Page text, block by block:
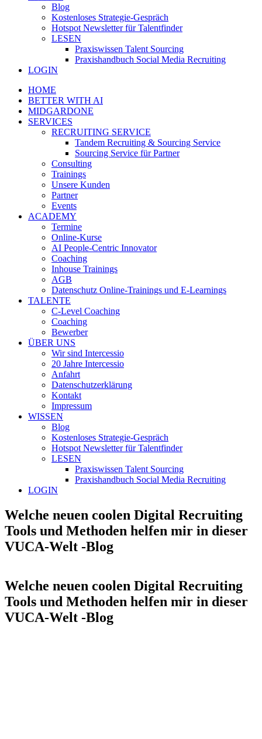
Blog
Kostenloses Strategie-Gespräch
Hotspot Newsletter für Talentfinder
LESEN
Praxiswissen Talent Sourcing
Praxishandbuch Social Media Recruiting
LOGIN
HOME
BETTER WITH AI
MIDGARDONE
SERVICES
RECRUITING SERVICE
Tandem Recruiting & Sourcing Service
Sourcing Service für Partner
Consulting
Trainings
Unsere Kunden
Partner
Events
ACADEMY
Termine
Online-Kurse
AI People-Centric Innovator
Coaching
Inhouse Trainings
AGB
Datenschutz Online-Trainings und E-Learnings
TALENTE
C-Level Coaching
Coaching
Bewerber
ÜBER UNS
Wir sind Intercessio
20 Jahre Intercessio
Anfahrt
Datenschutzerklärung
Kontakt
Impressum
WISSEN
Blog
Kostenloses Strategie-Gespräch
Hotspot Newsletter für Talentfinder
LESEN
Praxiswissen Talent Sourcing
Praxishandbuch Social Media Recruiting
LOGIN
Welche neuen coolen Digital Recruiting
Tools und Methoden helfen mir in dieser
VUCA-Welt -Blog
Welche neuen coolen Digital Recruiting
Tools und Methoden helfen mir in dieser
VUCA-Welt -Blog